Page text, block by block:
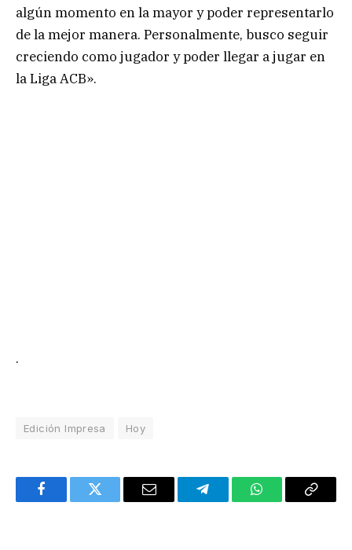
algún momento en la mayor y poder representarlo
de la mejor manera. Personalmente, busco seguir
creciendo como jugador y poder llegar a jugar en
la Liga ACB».
.
Edición Impresa Hoy
FacebookTwitter Email TelegramWhatsAppCopy